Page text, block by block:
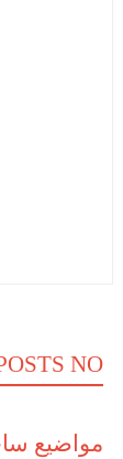
NO.
مواضيع